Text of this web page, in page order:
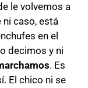
le volvemos a
ni caso, está
en el
decimos y ni
. Es
El chico ni se